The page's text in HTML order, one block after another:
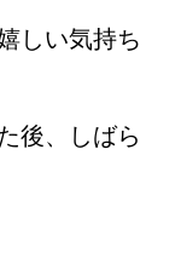
しい気持ち
後、しばら